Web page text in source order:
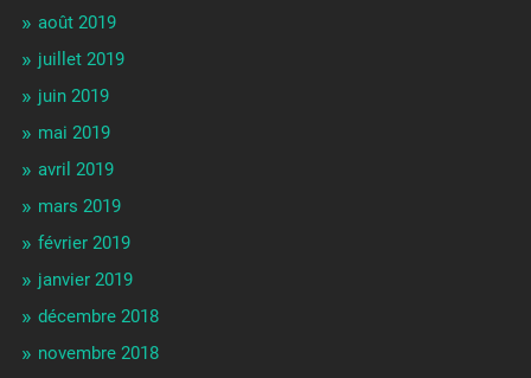
août 2019
juillet 2019
juin 2019
mai 2019
avril 2019
mars 2019
février 2019
janvier 2019
décembre 2018
novembre 2018